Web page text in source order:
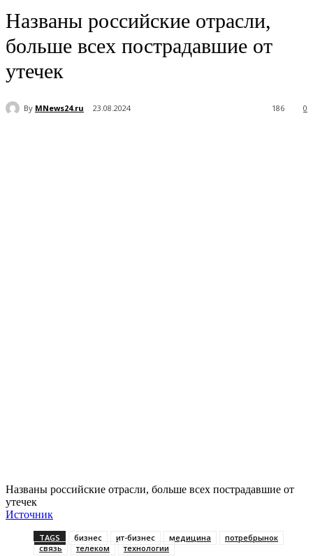
Названы российские отрасли,
больше всех пострадавшие от
утечек
By MNews24.ru 23.08.2024 0
186
Названы российские отрасли, больше всех пострадавшие от
утечек
Источник
TAGS бизнес ит-бизнес медицина
потребрынок
связь
телеком технологии